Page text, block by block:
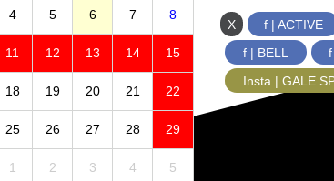
4 5 6 7 8
11 12 13 14 15
18 19 20 21 22
25 26 27 28 29
1 2 3 4 5
X
f | ACTIVE
f | BELL
Insta | GALE